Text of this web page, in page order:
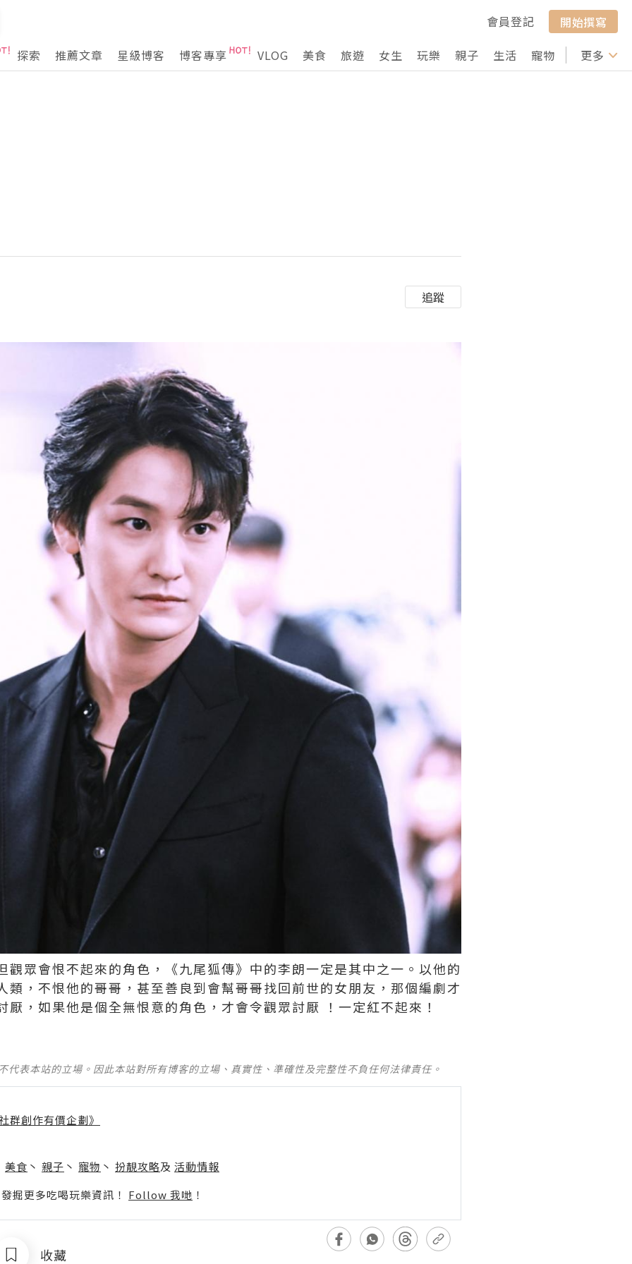
會員登記
開始撰寫
探索
推薦文章 星級博客 博客專享 VLOG 美食 旅遊 女生 玩樂 親子 生活 寵物 行山 打卡
更多
追蹤
觀眾會恨不起來的角色，《九尾狐傳》中的李朗一定是其中之一。以他的
類，不恨他的哥哥，甚至善良到會幫哥哥找回前世的女朋友，那個編劇才
厭，如果他是個全無恨意的角色，才會令觀眾討厭 ！一定紅不起來！
代表本站的立場。因此本站對所有博客的立場、真實性、準確性及完整性不負任何法律責任。
群創作有價企劃》
美食 丶 親子 丶 寵物 丶 扮靚攻略及 活動情報
掘更多吃喝玩樂資訊！ Follow 我哋 ！
收藏